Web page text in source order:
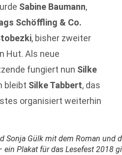
Sabine Baumann,
Schöffling & Co.
, bisher zweiter
Hut. Als neue
fungiert nun Silke
bleibt Silke Tabbert, das
organisiert weiterhin
Sonja Gülk mit dem Roman und
ein Plakat für das Lesefest 2018